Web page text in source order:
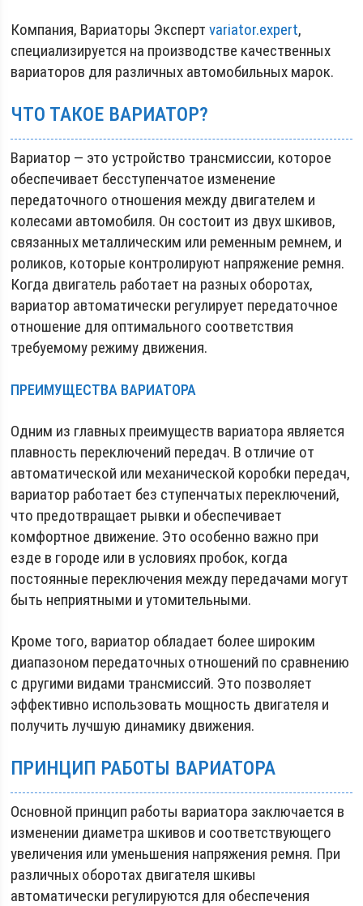
Компания, Вариаторы Экспертvariator.expert,
специализируется на производстве качественных
вариаторов для различных автомобильных марок.
ЧТО ТАКОЕ ВАРИАТОР?
Вариатор — это устройство трансмиссии, которое
обеспечивает бесступенчатое изменение
передаточного отношения между двигателем и
колесами автомобиля. Он состоит из двух шкивов,
связанных металлическим или ременным ремнем, и
роликов, которые контролируют напряжение ремня.
Когда двигатель работает на разных оборотах,
вариатор автоматически регулирует передаточное
отношение для оптимального соответствия
требуемому режиму движения.
ПРЕИМУЩЕСТВА ВАРИАТОРА
Одним из главных преимуществ вариатора является
плавность переключений передач. В отличие от
автоматической или механической коробки передач,
вариатор работает без ступенчатых переключений,
что предотвращает рывки и обеспечивает
комфортное движение. Это особенно важно при
езде в городе или в условиях пробок, когда
постоянные переключения между передачами могут
быть неприятными и утомительными.
Кроме того, вариатор обладает более широким
диапазоном передаточных отношений по сравнению
с другими видами трансмиссий. Это позволяет
эффективно использовать мощность двигателя и
получить лучшую динамику движения.
ПРИНЦИП РАБОТЫ ВАРИАТОРА
Основной принцип работы вариатора заключается в
изменении диаметра шкивов и соответствующего
увеличения или уменьшения напряжения ремня. При
различных оборотах двигателя шкивы
автоматически регулируются для обеспечения